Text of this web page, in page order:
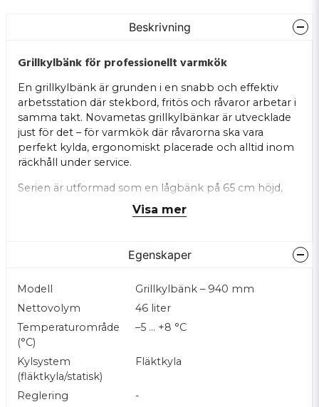
Beskrivning
Grillkylbänk för professionellt varmkök
En grillkylbänk är grunden i en snabb och effektiv
arbetsstation där stekbord, fritös och råvaror arbetar i
samma takt. Novametas grillkylbänkar är utvecklade
just för det – för varmkök där råvarorna ska vara
perfekt kylda, ergonomiskt placerade och alltid inom
räckhåll under service.
Serien är utformad som en lågbänk på 65 cm höjd,
framtagen för att bära stekbord, grillar, fritöser och
annan varmköksutrustning. Tillsammans ger det en
ergonomisk standard i gatukök,
snabbmatsrestauranger och mindre restaurangkök.
sig mindre och arbetar snabbare.
Under tillagningsytan finns kylda draglådor anpassade
för Gastronorm-kantiner, där du förvarar råvarorna
precis där du behöver dem. Det ger ett snabbt och
logiskt arbetsflöde: öppna lådan, ta ingrediensen, lägg
på grillen – utan onödiga steg, böjningar eller avbrott.
Lådorna är 110 % utdragbara, klarar 50 kg och har
Visa mer
Egenskaper
Modell
Grillkylbänk – 940 mm
Nettovolym
46 liter
Temperaturområde
(°C)
–5 … +8 °C
Kylsystem
(fläktkyla/statisk)
Fläktkyla
Reglering -